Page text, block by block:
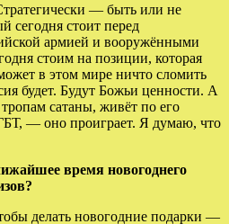
— быть или не
сегодня стоит перед
армией и вооружёнными
стоим на позиции, которая
в этом мире ничто сломить
будет. Будут Божьи ценности. А
сатаны, живёт по его
— оно проиграет. Я думаю, что
время новогоднего
делать новогодние подарки —